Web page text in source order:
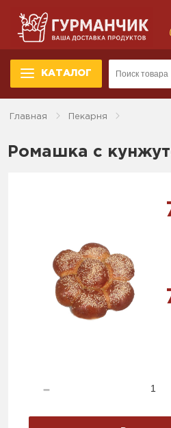
КАТАЛОГ
Главная Пекарня
Ромашка с